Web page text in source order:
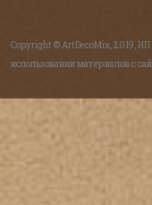
Copyright © ArtDecoMix, 2019,
использовании материалов с